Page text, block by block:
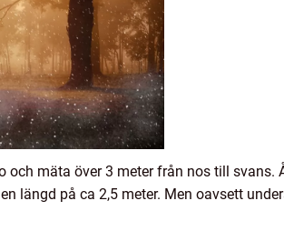
mäta över 3 meter från nos till svans.
längd på ca 2,5 meter. Men oavsett